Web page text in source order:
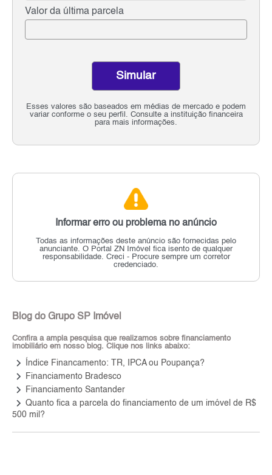
Valor da última parcela
Esses valores são baseados em médias de mercado e podem
variar conforme o seu perfil. Consulte a instituição financeira
para mais informações.
Simular
Informar erro ou problema no anúncio
Todas as informações deste anúncio são fornecidas pelo
anunciante. O Portal ZN Imóvel fica isento de qualquer
responsabilidade. Creci - Procure sempre um corretor
credenciado.
Blog do Grupo SP Imóvel
Confira a ampla pesquisa que realizamos sobre financiamento
imobiliário em nosso blog. Clique nos links abaixo:
keyboard_arrow_right Índice Financamento: TR, IPCA ou Poupança?
keyboard_arrow_right Financiamento Bradesco
keyboard_arrow_right Financiamento Santander
keyboard_arrow_right Quanto fica a parcela do financiamento de um imóvel de R$
500 mil?